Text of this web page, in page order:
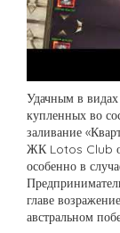
Удачным в видах
купленных во
заливание
ЖК Lotos Club
особенно в
главе
австральном